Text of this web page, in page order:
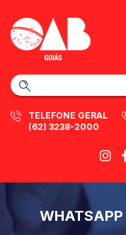
TELEFONE GERAL
(62) 3238-2000